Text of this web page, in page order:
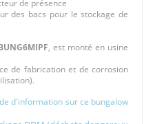
de présence
des bacs pour le stockage de
, est monté en usine
de fabrication et de corrosion
d'information sur ce bungalow